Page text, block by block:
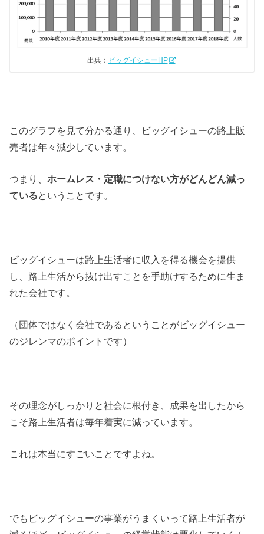
出典： ビッグイシューHP
このグラフを見て分かる通り、ビッグイシューの路上販
売者は年々減少しています。
つまり、ホームレス・定職につけない方がどんどん減っ
ているということです。
ビッグイシューは路上生活者に収入を得る機会を提供
し、路上生活から抜け出すことを手助けするために生ま
れた会社です。
（団体ではなく会社であるということがビッグイシュー
のジレンマのポイントです）
その理念がしっかりと社会に根付き、成果を出したから
こそ路上生活者は毎年着実に減っています。
これは本当にすごいことですよね。
でもビッグイシューの事業がうまくいって路上生活者が